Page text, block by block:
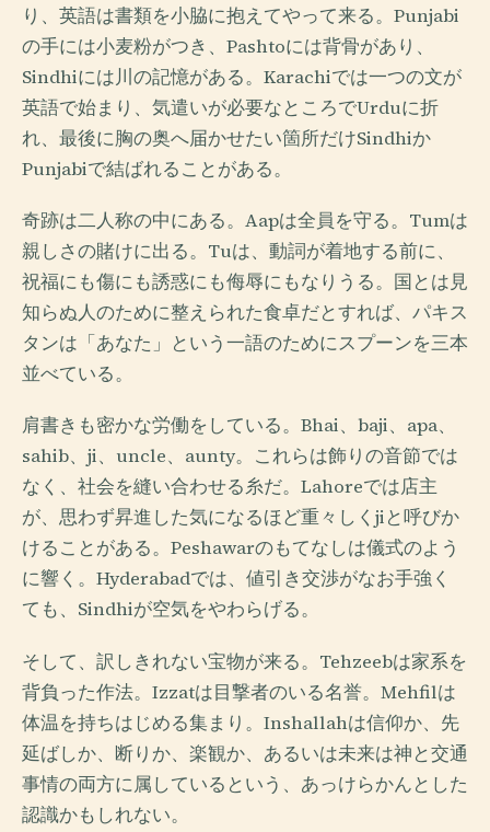
り、英語は書類を小脇に抱えてやって来る。Punjabi
の手には小麦粉がつき、Pashtoには背骨があり、
Sindhiには川の記憶がある。Karachiでは一つの文が
英語で始まり、気遣いが必要なところでUrduに折
れ、最後に胸の奥へ届かせたい箇所だけSindhiか
Punjabiで結ばれることがある。
奇跡は二人称の中にある。Aapは全員を守る。Tumは
親しさの賭けに出る。Tuは、動詞が着地する前に、
祝福にも傷にも誘惑にも侮辱にもなりうる。国とは見
知らぬ人のために整えられた食卓だとすれば、パキス
タンは「あなた」という一語のためにスプーンを三本
並べている。
肩書きも密かな労働をしている。Bhai、baji、apa、
sahib、ji、uncle、aunty。これらは飾りの音節では
なく、社会を縫い合わせる糸だ。Lahoreでは店主
が、思わず昇進した気になるほど重々しくjiと呼びか
けることがある。Peshawarのもてなしは儀式のよう
に響く。Hyderabadでは、値引き交渉がなお手強く
ても、Sindhiが空気をやわらげる。
そして、訳しきれない宝物が来る。Tehzeebは家系を
背負った作法。Izzatは目撃者のいる名誉。Mehfilは
体温を持ちはじめる集まり。Inshallahは信仰か、先
延ばしか、断りか、楽観か、あるいは未来は神と交通
事情の両方に属しているという、あっけらかんとした
認識かもしれない。